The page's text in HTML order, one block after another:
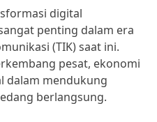
digital
penting dalam era
(TIK) saat ini.
pesat, ekonomi
dalam mendukung
berlangsung.